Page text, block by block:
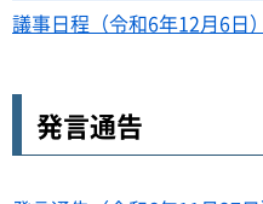
議事日程（令和6年12月6日
発言通告